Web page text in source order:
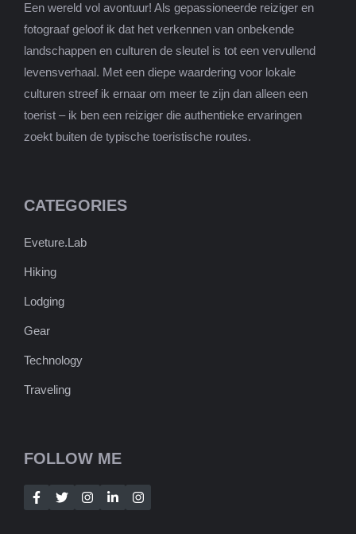
Een wereld vol avontuur! Als gepassioneerde reiziger en
fotograaf geloof ik dat het verkennen van onbekende
landschappen en culturen de sleutel is tot een vervullend
levensverhaal. Met een diepe waardering voor lokale
culturen streef ik ernaar om meer te zijn dan alleen een
toerist – ik ben een reiziger die authentieke ervaringen
zoekt buiten de typische toeristische routes.
CATEGORIES
Eveture.Lab
Hiking
Lodging
Gear
Technology
Traveling
FOLLOW ME